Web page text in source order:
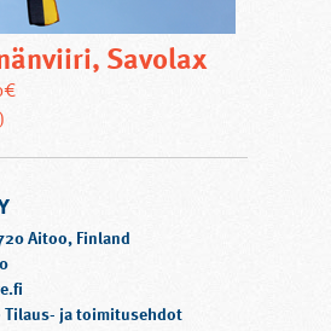
Savolax
€
useampi
muunnelma.
Voit
tehdä
valinnat
Aitoo, Finland
Tilaus- ja toimitusehdot